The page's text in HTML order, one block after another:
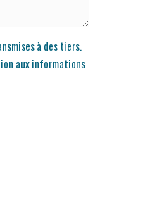
à des tiers.
aux informations